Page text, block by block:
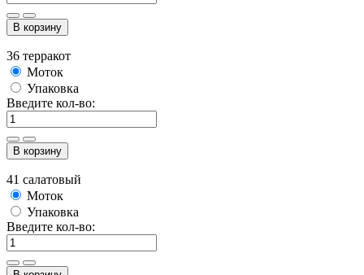
В корзину
36 терракот
Моток
Упаковка
Введите кол-во:
В корзину
41 салатовый
Моток
Упаковка
Введите кол-во: